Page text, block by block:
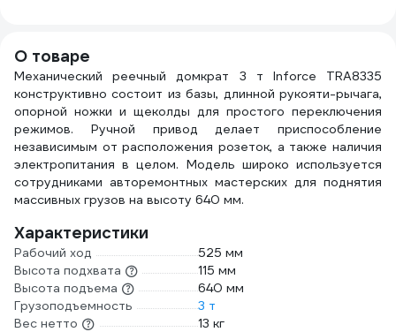
О товаре
Механический реечный домкрат 3 т Inforce TRA8335
конструктивно состоит из базы, длинной рукояти-рычага,
опорной ножки и щеколды для простого переключения
режимов. Ручной привод делает приспособление
независимым от расположения розеток, а также наличия
электропитания в целом. Модель широко используется
сотрудниками авторемонтных мастерских для поднятия
массивных грузов на высоту 640 мм.
Характеристики
Рабочий ход
525 мм
Высота подхвата
115 мм
Высота подъема
640 мм
Грузоподъемность
3 т
Вес нетто
13 кг